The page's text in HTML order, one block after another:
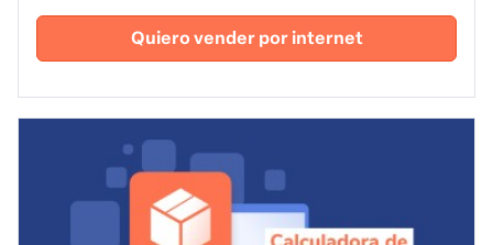
Quiero vender por internet